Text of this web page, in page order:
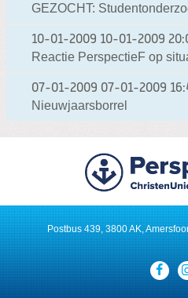
GEZOCHT:
10-01-2009 10-01-2009
Reactie PerspectieF op
07-01-2009 07-01-2009
Nieuwjaarsborrel
Postbus 439, 3800 AK,